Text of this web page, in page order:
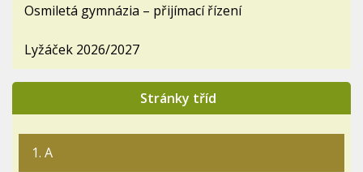
Osmiletá gymnázia – přijímací řízení
Lyžáček 2026/2027
Stránky tříd
1. A